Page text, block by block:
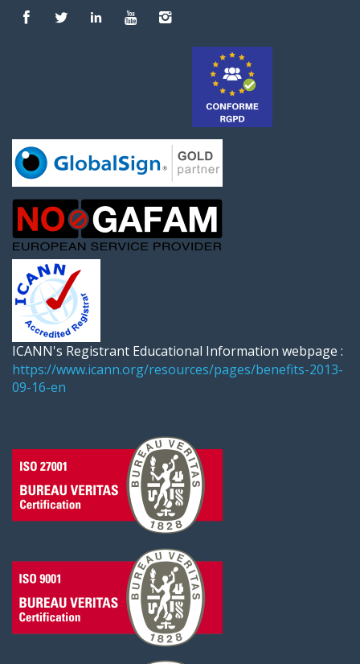
ICANN's Registrant Educational Information webpage :
https://www.icann.org/resources/pages/benefits-2013-
09-16-en